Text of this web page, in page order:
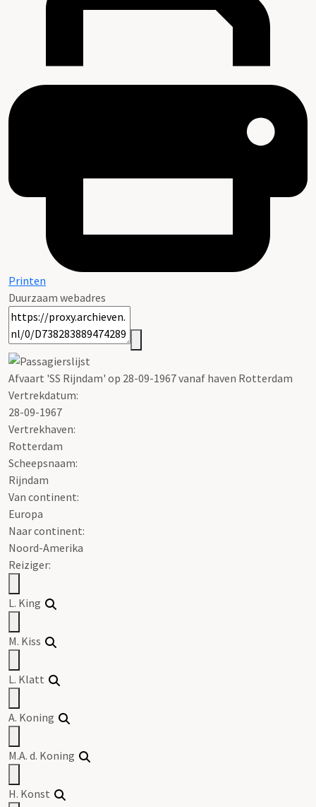
Printen
Duurzaam webadres
Afvaart 'SS Rijndam' op 28-09-1967 vanaf haven Rotterdam
Vertrekdatum:
28-09-1967
Vertrekhaven:
Rotterdam
Scheepsnaam:
Rijndam
Van continent:
Europa
Naar continent:
Noord-Amerika
Reiziger:
L. King
M. Kiss
L. Klatt
A. Koning
M.A. d. Koning
H. Konst